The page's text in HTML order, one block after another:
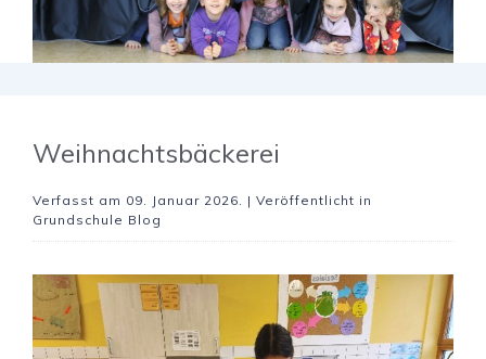
Weihnachtsbäckerei
Verfasst am 09. Januar 2026 . | Veröffentlicht in
Grundschule Blog